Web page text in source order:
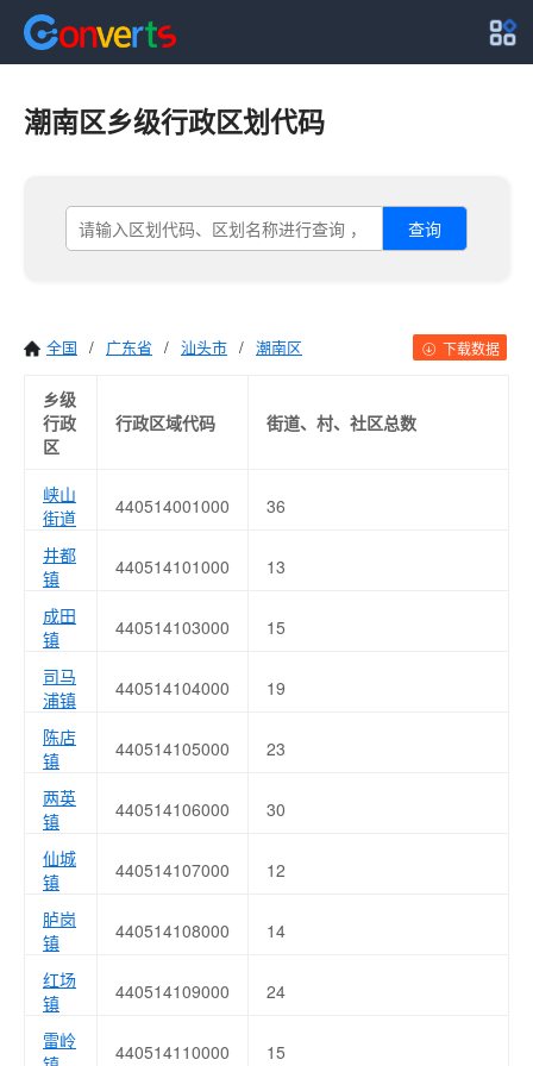
潮南区乡级行政区划代码
查询
全国 / 广东省 / 汕头市 / 潮南区 下载数据
乡级
行政
区
行政区域代码 街道、村、社区总数
峡山
街道
440514001000 36
井都
镇
440514101000 13
成田
镇
440514103000 15
司马
浦镇
440514104000 19
陈店
镇
440514105000 23
两英
镇
440514106000 30
仙城
镇
440514107000 12
胪岗
镇
440514108000 14
红场
镇
440514109000 24
雷岭
440514110000 15